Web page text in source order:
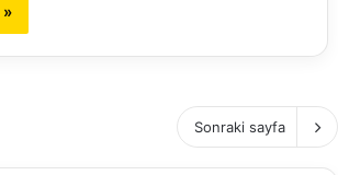
»
Sonraki sayfa